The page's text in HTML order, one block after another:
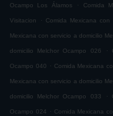
Ocampo Los Álamos . Comida
Visitacion . Comida Mexicana
Mexicana con servicio a domicilio
domicilio Melchor Ocampo 026 .
Ocampo 040 . Comida Mexicana
Mexicana con servicio a domicilio
domicilio Melchor Ocampo 033 .
Ocampo 024 . Comida Mexicana